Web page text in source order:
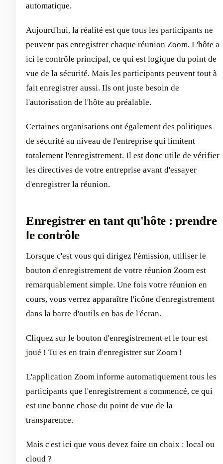
automatique.
Aujourd'hui, la réalité est que tous les participants ne
peuvent pas enregistrer chaque réunion Zoom. L'hôte a
ici le contrôle principal, ce qui est logique du point de
vue de la sécurité. Mais les participants peuvent tout à
fait enregistrer aussi. Ils ont juste besoin de
l'autorisation de l'hôte au préalable.
Certaines organisations ont également des politiques
de sécurité au niveau de l'entreprise qui limitent
totalement l'enregistrement. Il est donc utile de vérifier
les directives de votre entreprise avant d'essayer
d'enregistrer la réunion.
Enregistrer en tant qu'hôte : prendre
le contrôle
Lorsque c'est vous qui dirigez l'émission, utiliser le
bouton d'enregistrement de votre réunion Zoom est
remarquablement simple. Une fois votre réunion en
cours, vous verrez apparaître l'icône d'enregistrement
dans la barre d'outils en bas de l'écran.
Cliquez sur le bouton d'enregistrement et le tour est
joué ! Tu es en train d'enregistrer sur Zoom !
L'application Zoom informe automatiquement tous les
participants que l'enregistrement a commencé, ce qui
est une bonne chose du point de vue de la
transparence.
Mais c'est ici que vous devez faire un choix : local ou
cloud ?